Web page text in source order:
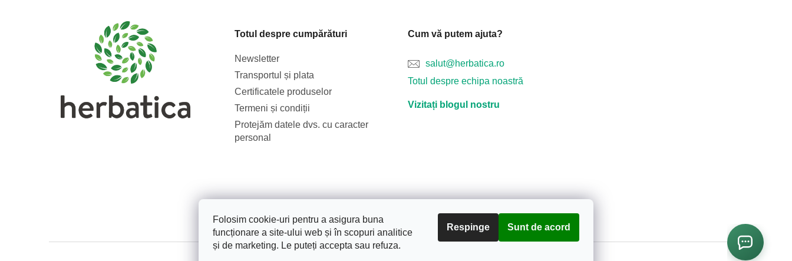
Folosim cookie-uri pentru a asigura buna
funcționare a site-ului web și în scopuri analitice
și de marketing. Le puteți accepta sau refuza.
Respinge Sunt de acord
Totul despre cumpărături
Newsletter
Transportul și plata
Certificatele produselor
Termeni și condiții
Protejăm datele dvs. cu caracter
personal
Cum vă putem ajuta?
salut@herbatica.ro
Totul despre echipa noastră
Vizitați blogul nostru